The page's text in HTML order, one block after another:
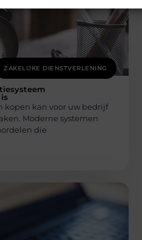
ZAKELIJKE DIENSTVERLENING
kopen kan voor uw bedrijf
Moderne systemen
die